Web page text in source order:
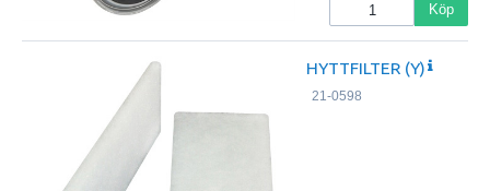
Köp
HYTTFILTER (Y)
21-0598